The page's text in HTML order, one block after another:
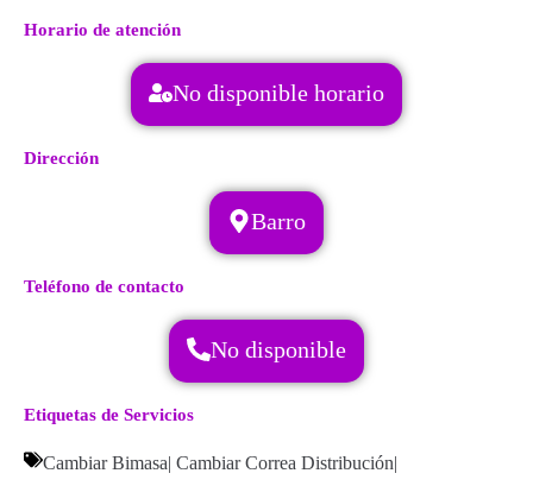
Horario de atención
No disponible horario
Dirección
Barro
Teléfono de contacto
No disponible
Etiquetas de Servicios
Cambiar Bimasa| Cambiar Correa Distribución|